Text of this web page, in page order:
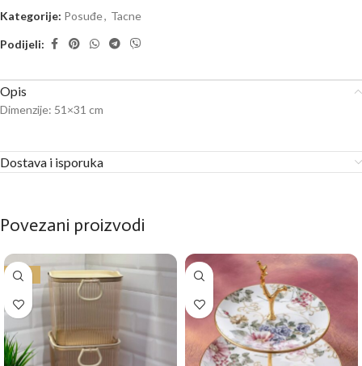
Kategorije: Posuđe, Tacne
Podijeli:
Opis
Dimenzije: 51×31 cm
Dostava i isporuka
Povezani proizvodi
-50%